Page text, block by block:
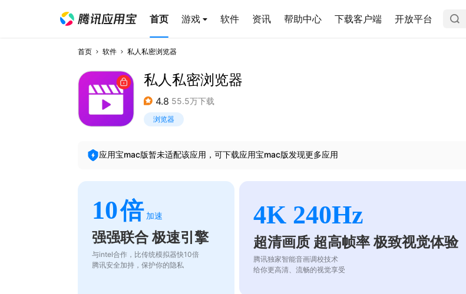
首页 游戏 软件 资讯 帮助中心 下载客户端 开放平台
首页 软件 私人私密浏览器
私人私密浏览器
4.8 55.5万下载
浏览器
应用宝mac版暂未适配该应用，可下载应用宝mac版发现更多应用
10倍 加速
强强联合 极速引擎
与intel合作，比传统模拟器快10倍
腾讯安全加持，保护你的隐私
4K 240Hz
超清画质 超高帧率 极致视觉体验
腾讯独家智能音画调校技术
给你更高清、流畅的视觉享受